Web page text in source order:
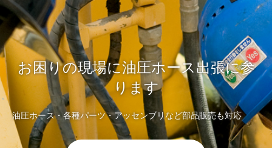
お困りの現場に油圧ホース出張に参
ります
油圧ホース・各種パーツ・アッセンブリなど部品販売も対応